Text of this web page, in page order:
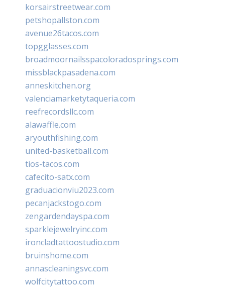
korsairstreetwear.com
petshopallston.com
avenue26tacos.com
topgglasses.com
broadmoornailsspacoloradosprings.com
missblackpasadena.com
anneskitchen.org
valenciamarketytaqueria.com
reefrecordsllc.com
alawaffle.com
aryouthfishing.com
united-basketball.com
tios-tacos.com
cafecito-satx.com
graduacionviu2023.com
pecanjackstogo.com
zengardendayspa.com
sparklejewelryinc.com
ironcladtattoostudio.com
bruinshome.com
annascleaningsvc.com
wolfcitytattoo.com